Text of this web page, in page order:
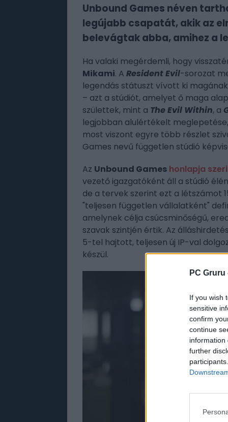
PC Gruru
If you wish
sensitive
confirm
continue
information
further
Unbound Games néven
legújabb csapatát, akik az
belevágtak abba, amihez a
Ha valaki megérdemli, hogy
Mikami. A Resident Evil-sorozat
legendás státuszt vívott ki
– azt a stúdiót, amelyet ő maga
születtek, mint a The Evil Within, a
legjobban alulértékelt
most viszont egyre több részlet
Games nevű független stúdió
Az Unbound Games honlapja
vezető igazgatóként áll a stúdió
de a tervek szerint ezt a létszámot
"teljesen független vállalatként"
amelynek célja csúcsminőségű,
szavak szintjén értik. Az
5-tel hajtott, teljesen új IP-val
készül.